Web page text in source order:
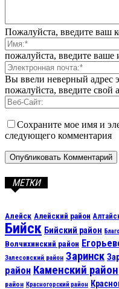
Пожалуйста, введите ваш
пожалуйста, введите ваше
Вы ввели неверный адрес
пожалуйста, введите свой
Сохраните мое имя и
следующего комментария
МЕТКИ
Алейск Алейский район
Бийск Бийский район
Волчихинский район
Залесовский район Заринск
район Каменский район
район Красногорский район